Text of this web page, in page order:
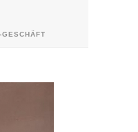
GESCHÄFT